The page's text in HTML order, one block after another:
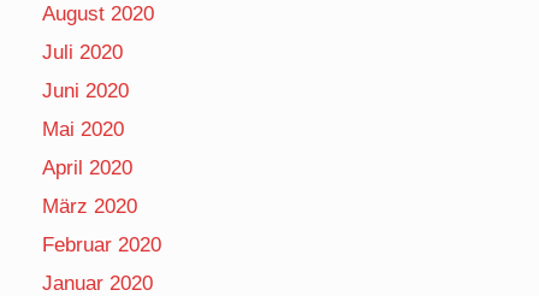
August 2020
Juli 2020
Juni 2020
Mai 2020
April 2020
März 2020
Februar 2020
Januar 2020